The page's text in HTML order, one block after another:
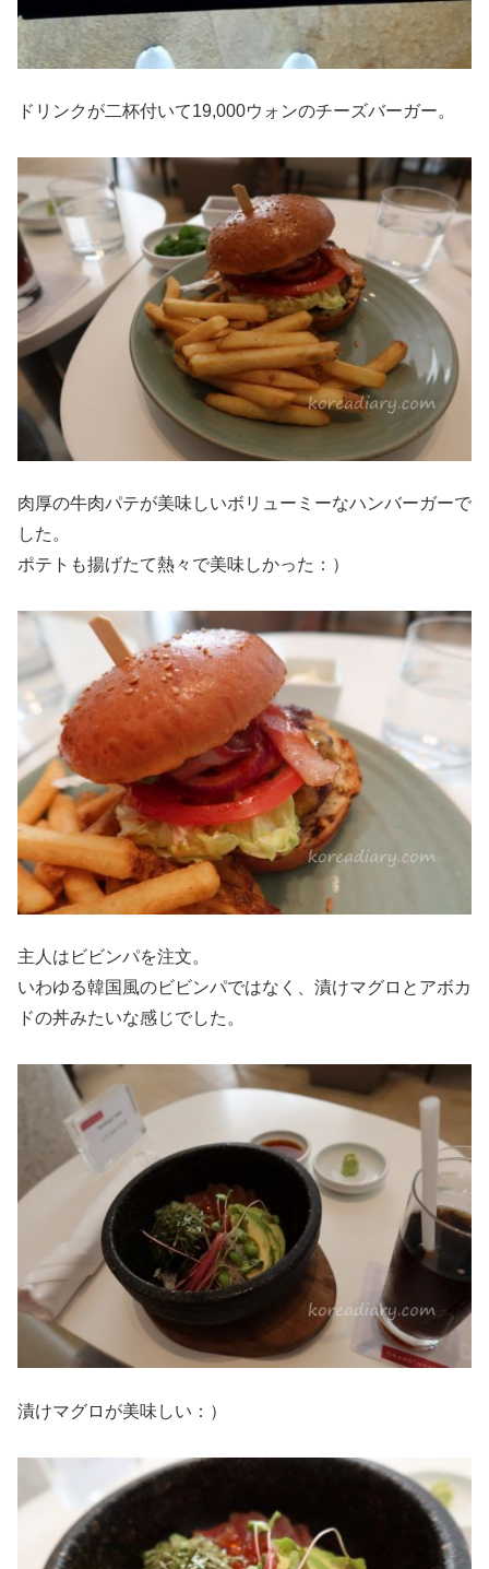
ドリンクが二杯付いて19,000ウォンのチーズバーガー。
肉厚の牛肉パテが美味しいボリューミーなハンバーガーで
した。
ポテトも揚げたて熱々で美味しかった：）
主人はビビンパを注文。
いわゆる韓国風のビビンパではなく、漬けマグロとアボカ
ドの丼みたいな感じでした。
漬けマグロが美味しい：）